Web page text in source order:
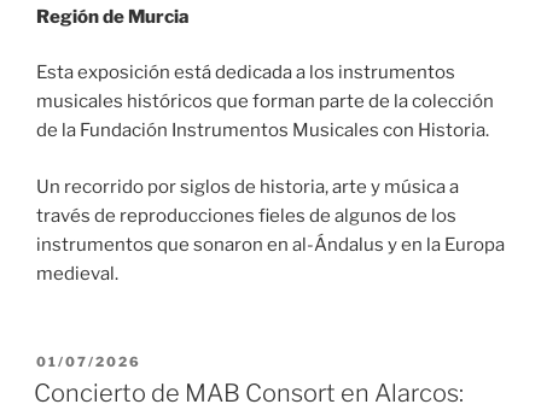
Región de Murcia
Esta exposición está dedicada a los instrumentos
musicales históricos que forman parte de la colección
de la Fundación Instrumentos Musicales con Historia.
Un recorrido por siglos de historia, arte y música a
través de reproducciones fieles de algunos de los
instrumentos que sonaron en al-Ándalus y en la Europa
medieval.
PUBLICADO
EL
01/07/2026
Concierto de MAB Consort en Alarcos: